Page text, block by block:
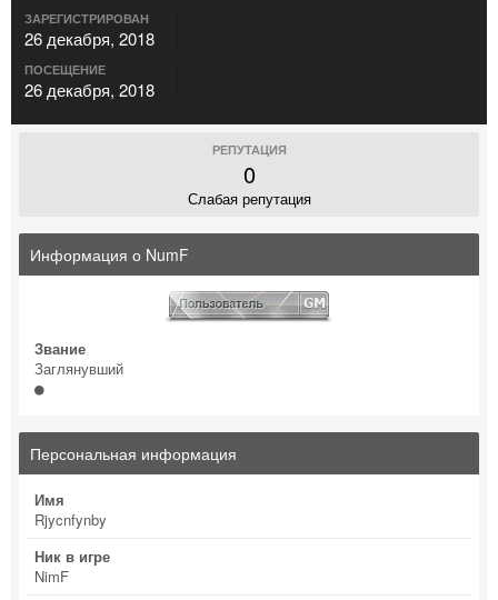
ЗАРЕГИСТРИРОВАН
26 декабря, 2018
ПОСЕЩЕНИЕ
26 декабря, 2018
РЕПУТАЦИЯ
0
Слабая репутация
Информация о NumF
Звание
Заглянувший
Персональная информация
Имя
Rjycnfynby
Ник в игре
NimF